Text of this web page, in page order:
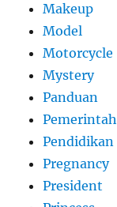
Makeup
Model
Motorcycle
Mystery
Panduan
Pemerintah
Pendidikan
Pregnancy
President